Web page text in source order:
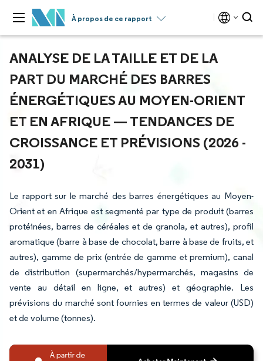
À propos de ce rapport
ANALYSE DE LA TAILLE ET DE LA
PART DU MARCHÉ DES BARRES
ÉNERGÉTIQUES AU MOYEN-ORIENT
ET EN AFRIQUE — TENDANCES DE
CROISSANCE ET PRÉVISIONS (2026 -
2031)
Le rapport sur le marché des barres énergétiques au Moyen-
Orient et en Afrique est segmenté par type de produit (barres
protéinées, barres de céréales et de granola, et autres), profil
aromatique (barre à base de chocolat, barre à base de fruits, et
autres), gamme de prix (entrée de gamme et premium), canal
de distribution (supermarchés/hypermarchés, magasins de
vente au détail en ligne, et autres) et géographie. Les
prévisions du marché sont fournies en termes de valeur (USD)
et de volume (tonnes).